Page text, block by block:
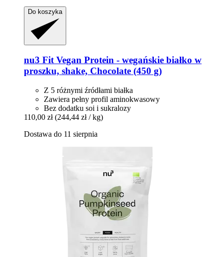
Do koszyka
nu3 Fit Vegan Protein -​ wegańskie białko w
proszku, shake, Chocolate (450 g)
Z 5 różnymi źródłami białka
Zawiera pełny profil aminokwasowy
Bez dodatku soi i sukralozy
110,00 zł (244,44 zł / kg)
Dostawa do 11 sierpnia